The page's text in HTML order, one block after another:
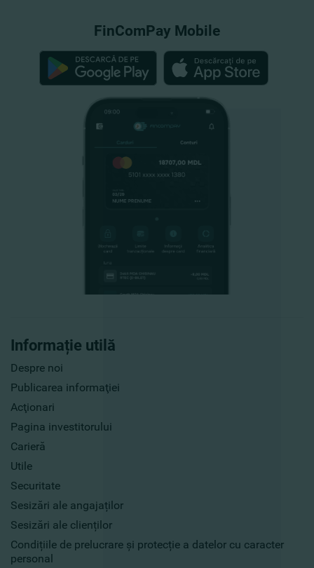
Informație utilă
Despre noi
Publicarea informaţiei
Acţionari
Pagina investitorului
Carieră
Utile
Securitate
Sesizări ale angajaților
Sesizări ale clienților
Condițiile de prelucrare și protecție a datelor cu caracter
personal
FinComPay Mobile